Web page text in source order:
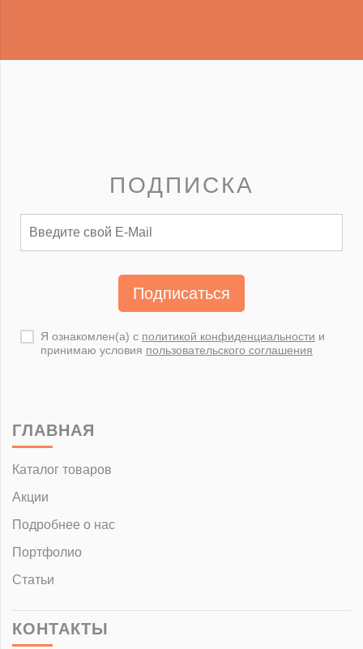
ПОДПИСКА
Подписаться
Я ознакомлен(а) с политикой конфиденциальности и
принимаю условия пользовательского соглашения
ГЛАВНАЯ
Каталог товаров
Акции
Подробнее о нас
Портфолио
Статьи
КОНТАКТЫ